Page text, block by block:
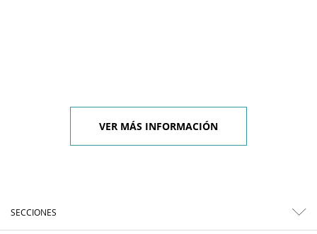
VER MÁS INFORMACIÓN
SECCIONES